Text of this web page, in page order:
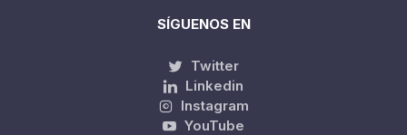
SÍGUENOS EN
Twitter
Linkedin
Instagram
YouTube